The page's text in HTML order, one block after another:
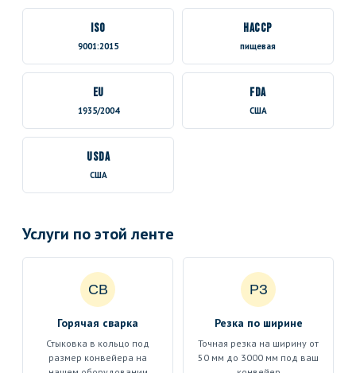
ISO
9001:2015
HACCP
пищевая
EU
1935/2004
FDA
США
USDA
США
Услуги по этой ленте
СВ
Горячая сварка
Стыковка в кольцо под
размер конвейера на
РЗ
Резка по ширине
Точная резка на ширину от
50 мм до 3000 мм под ваш